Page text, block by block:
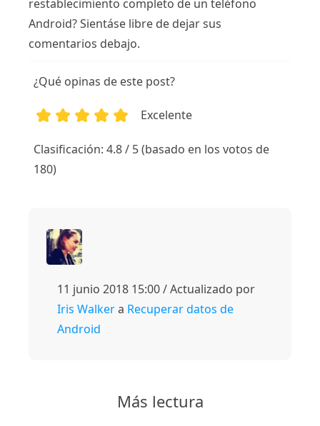
restablecimiento completo de un teléfono
Android? Sientáse libre de dejar sus
comentarios debajo.
¿Qué opinas de este post?
Excelente
Clasificación: 4.8 / 5 (basado en los votos de
180)
11 junio 2018 15:00 / Actualizado por
Iris Walkera Recuperar datos de
Android
Más lectura